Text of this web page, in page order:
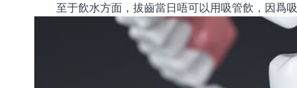
至于飲水方面，拔齒當日唔可以用吸管飲，因爲吸